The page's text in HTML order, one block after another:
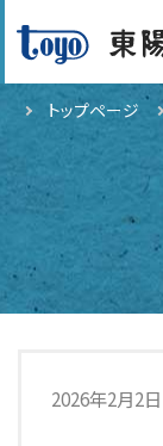
トップページ
2026年2月2日